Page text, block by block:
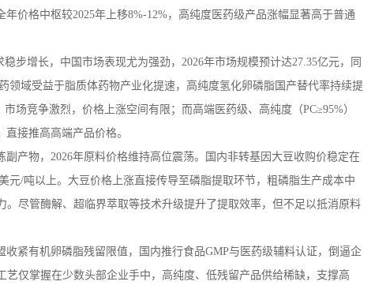
年价格中枢较2025年上移8%-12%，高纯度医药级产品涨幅显著高于普通
步增长，中国市场表现尤为强劲， 2026年市场规模预计达27.35亿元，同
领域受益于脂质体药物产业化提速，高纯度氢化卵磷脂国产替代率持续提
市场竞争激烈，价格上涨空间有限；而高端医药级、高纯度（PC≥95%）
直接推高高端产品价格。
产物， 2026年原料价格维持高位震荡。国内非转基因大豆收购价稳定在
元/吨以上。大豆价格上涨直接传导至磷脂提取环节，粗磷脂生产成本中
尽管酶解、超临界萃取等技术升级提升了提取效率，但不足以抵消原料
紧有机卵磷脂残留限值，国内推行食品GMP与医药级辅料认证，倒逼企
仅掌握在少数头部企业手中，高纯度、低残留产品供给稀缺，支撑高